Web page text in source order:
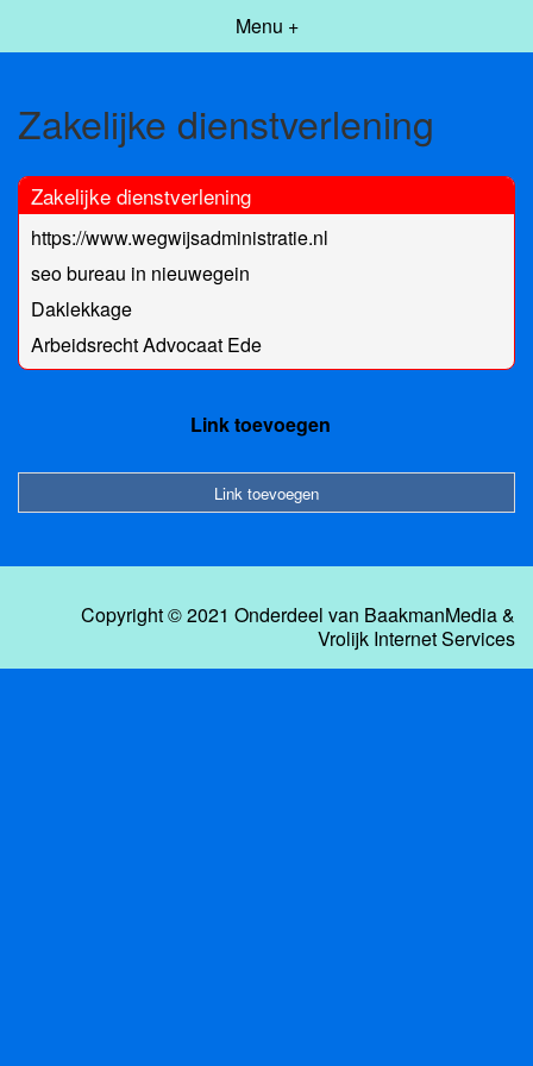
Menu +
Zakelijke dienstverlening
Zakelijke dienstverlening
https://www.wegwijsadministratie.nl
seo bureau in nieuwegein
Daklekkage
Arbeidsrecht Advocaat Ede
Link toevoegen
Link toevoegen
Copyright © 2021 Onderdeel van BaakmanMedia&
Vrolijk Internet Services